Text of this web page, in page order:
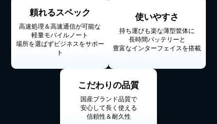
頼れるスペック
高速処理＆高速通信が可能な
軽量モバイルノート
場所を選ばずビジネスをサポー
ト
使いやすさ
持ち運びも楽な薄型筐体に
長時間バッテリーと
豊富なインターフェイスを搭載
こだわりの品質
国産ブランド品質で
安心して長く使える
信頼性＆耐久性